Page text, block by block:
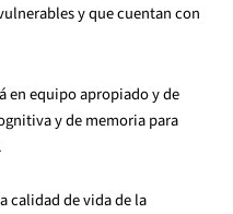
y que cuentan con
en equipo apropiado y de
y de memoria para
calidad de vida de la